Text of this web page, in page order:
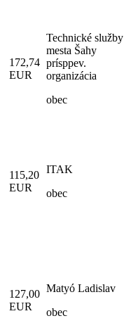
172,74
EUR
Technické služby
mesta Šahy
prísppev.
organizácia
obec
115,20
EUR
ITAK
obec
127,00
EUR
Matyó Ladislav
obec